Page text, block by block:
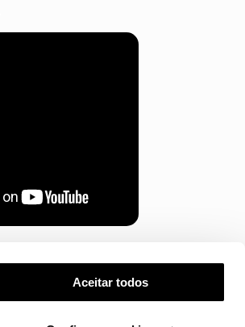
Aceitar todos